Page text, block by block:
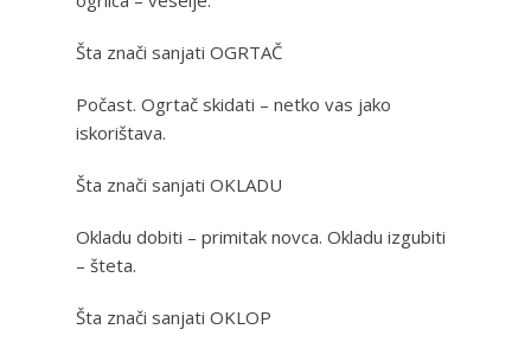
Šta znači sanjati OGRTAČ
Počast. Ogrtač skidati – netko vas jako
iskorištava.
Šta znači sanjati OKLADU
Okladu dobiti – primitak novca. Okladu izgubiti
– šteta.
Šta znači sanjati OKLOP